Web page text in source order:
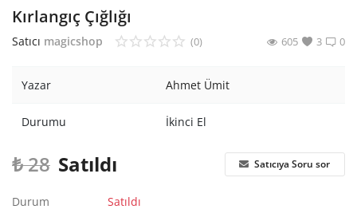
Hobi Kitapları
Mitoloji Efsane
Diğer
Kırlangıç Çığlığı
Satıcı magicshop 0
(0) 3
605
Yazar Ahmet Ümit
Durumu İkinci El
₺28 Satıldı Satıcıya Soru sor
Durum Satıldı